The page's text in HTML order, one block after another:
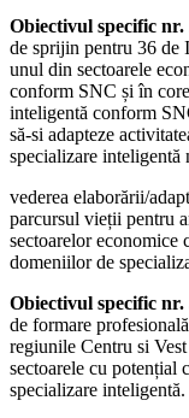
Obiectivul specific nr.
de sprijin pentru 36 de
unul din sectoarele
conform SNC și în
inteligentă conform
să-si adapteze
specializare inteligentă
vederea elaborării/
parcursul vieții pentru
sectoarelor economice
domeniilor de
Obiectivul specific nr.
de formare
regiunile Centru si
sectoarele cu potențial
specializare inteligentă.